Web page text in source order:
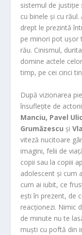
sistemul de justiție
cu binele și cu
drept le prezintă
pe minori pot ușor
rău. Cinismul,
domine actele
timp, pe cei cinci
După vizionarea
însuflețite de actorii
Manciu, Pavel
Grumăzescu și
viteză nucitoare
imagini, felii de
copii sau la copiii
adolescent și cum
cum ai iubit, ce
ești în prezent, de
reacționezi. Nimic
de minute nu te
muști cu poftă din